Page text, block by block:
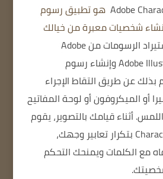
Adobe هو تطبيق رسوم
شخصيات معبرة من خيالك
يسمح لك باستيراد الرسومات من Adobe
Photoshop أو Adobe Illustrator وإنشاء رسوم
بذلك عن طريق التقاط الإجراء
أو الميكروفون أو لوحة المفاتيح
أثناء قيامك بالتصوير، يقوم
برنامج Character Animator بتكرار تعابير وجهك،
مع الكلمات ويمنحك التحكم